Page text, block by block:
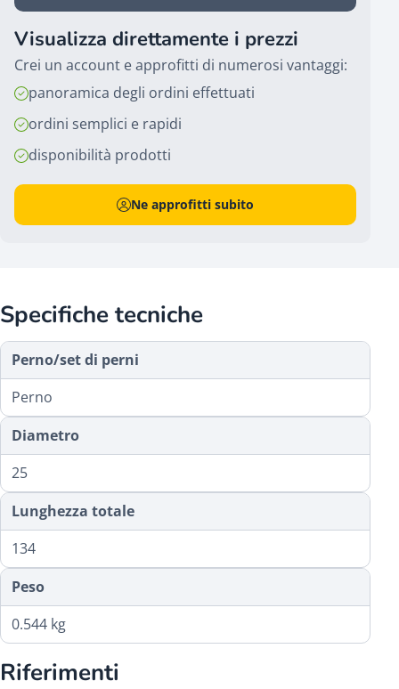
Visualizza direttamente i prezzi
Crei un account e approfitti di numerosi vantaggi:
panoramica degli ordini effettuati
ordini semplici e rapidi
disponibilità prodotti
Ne approfitti subito
Specifiche tecniche
Perno/set di perni
Perno
Diametro
25
Lunghezza totale
134
Peso
0.544 kg
Riferimenti